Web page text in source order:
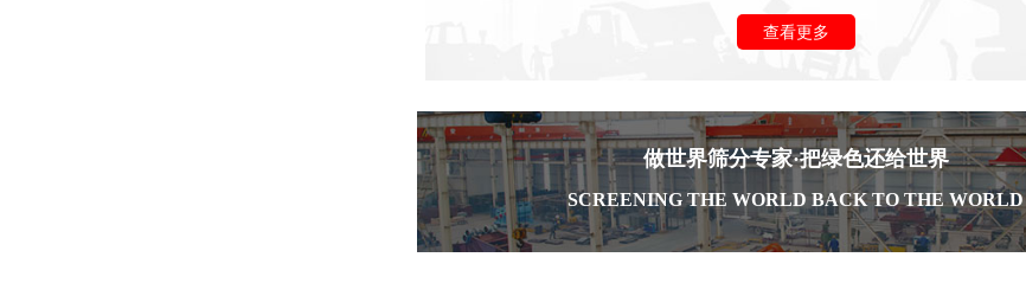
查看更多
做世界筛分专家·把绿色还给世界
SCREENING THE WORLD BACK TO THE WORLD